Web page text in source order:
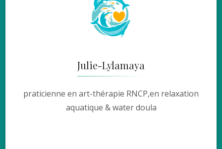
Julie-Lylamaya
praticienne en art-thérapie RNCP,en relaxation
aquatique & water doula